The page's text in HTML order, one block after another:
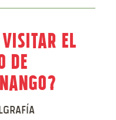
visitar el
de